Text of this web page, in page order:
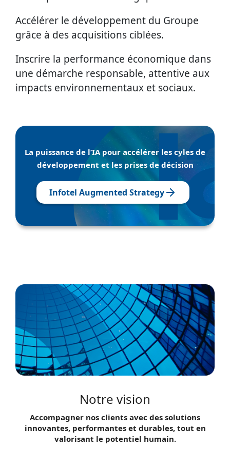
Accélérer le développement du Groupe
grâce à des acquisitions ciblées.
Inscrire la performance économique dans
une démarche responsable, attentive aux
impacts environnementaux et sociaux.
La puissance de l’IA pour accélérer les cyles de
développement et les prises de décision
Infotel Augmented Strategy
Notre vision
Accompagner nos clients avec des solutions
innovantes, performantes et durables, tout en
valorisant le potentiel humain.